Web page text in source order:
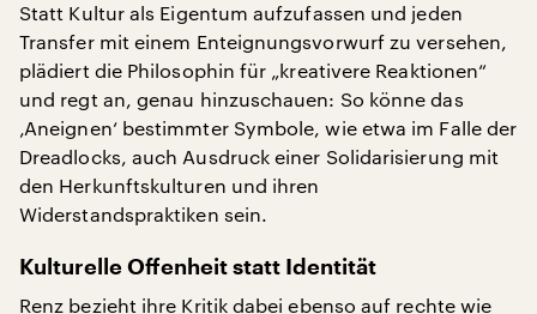
Statt Kultur als Eigentum aufzufassen und jeden
Transfer mit einem Enteignungsvorwurf zu versehen,
plädiert die Philosophin für „kreativere Reaktionen“
und regt an, genau hinzuschauen: So könne das
‚Aneignen‘ bestimmter Symbole, wie etwa im Falle der
Dreadlocks, auch Ausdruck einer Solidarisierung mit
den Herkunftskulturen und ihren
Widerstandspraktiken sein.
Kulturelle Offenheit statt Identität
Renz bezieht ihre Kritik dabei ebenso auf rechte wie